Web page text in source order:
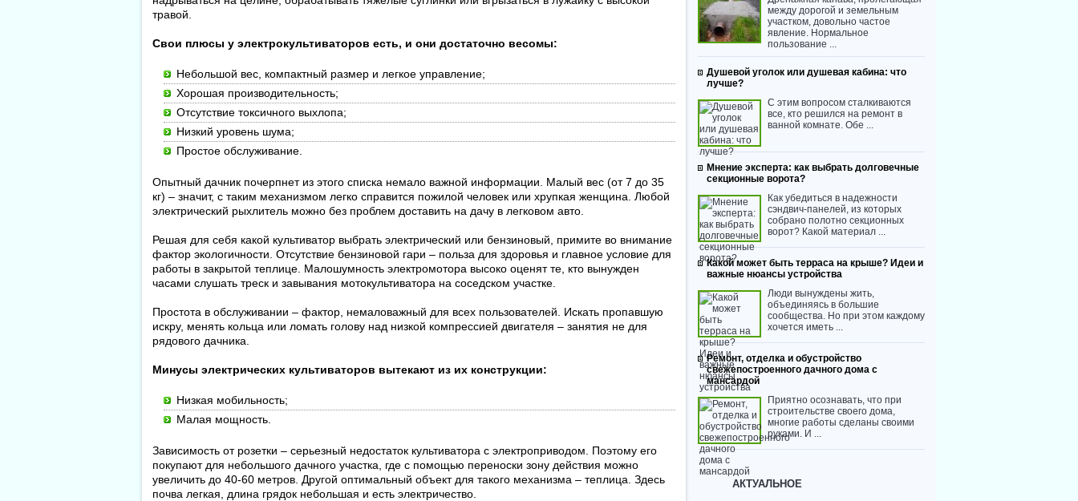
травой.
Свои плюсы у электрокультиваторов есть, и они достаточно весомы:
Небольшой вес, компактный размер и легкое управление;
Хорошая производительность;
Отсутствие токсичного выхлопа;
Низкий уровень шума;
Простое обслуживание.
Опытный дачник почерпнет из этого списка немало важной информации. Малый вес (от 7 до 35
кг) – значит, с таким механизмом легко справится пожилой человек или хрупкая женщина. Любой
электрический рыхлитель можно без проблем доставить на дачу в легковом авто.
Решая для себя какой культиватор выбрать электрический или бензиновый, примите во внимание
фактор экологичности. Отсутствие бензиновой гари – польза для здоровья и главное условие для
работы в закрытой теплице. Малошумность электромотора высоко оценят те, кто вынужден
часами слушать треск и завывания мотокультиватора на соседском участке.
Простота в обслуживании – фактор, немаловажный для всех пользователей. Искать пропавшую
искру, менять кольца или ломать голову над низкой компрессией двигателя – занятия не для
рядового дачника.
Минусы электрических культиваторов вытекают из их конструкции:
Низкая мобильность;
Малая мощность.
Зависимость от розетки – серьезный недостаток культиватора с электроприводом. Поэтому его
покупают для небольшого дачного участка, где с помощью переноски зону действия можно
увеличить до 40-60 метров. Другой оптимальный объект для такого механизма – теплица. Здесь
почва легкая, длина грядок небольшая и есть электричество.
между дорогой и земельным
участком, довольно частое
явление. Нормальное
пользование ...
Душевой уголок или душевая кабина: что
лучше?
С этим вопросом сталкиваются
все, кто решился на ремонт в
ванной комнате. Обе ...
Мнение эксперта: как выбрать долговечные
секционные ворота?
Как убедиться в надежности
сэндвич-панелей, из которых
собрано полотно секционных
ворот? Какой материал ...
Какой может быть терраса на крыше? Идеи и
важные нюансы устройства
Люди вынуждены жить,
объединяясь в большие
сообщества. Но при этом каждому
хочется иметь ...
Ремонт, отделка и обустройство
свежепостроенного дачного дома с
мансардой
Приятно осознавать, что при
строительстве своего дома,
многие работы сделаны своими
руками. И ...
АКТУАЛЬНОЕ